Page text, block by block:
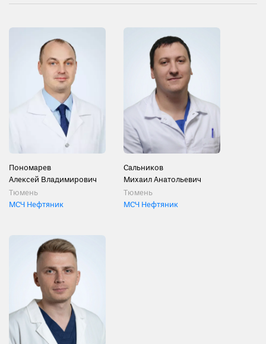
Пономарев
Алексей Владимирович
Тюмень
МСЧ Нефтяник
Сальников
Михаил Анатольевич
Тюмень
МСЧ Нефтяник